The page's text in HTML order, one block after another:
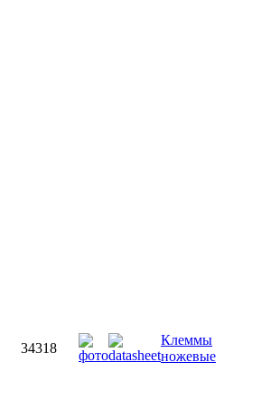
34318
Клеммы
ножевые